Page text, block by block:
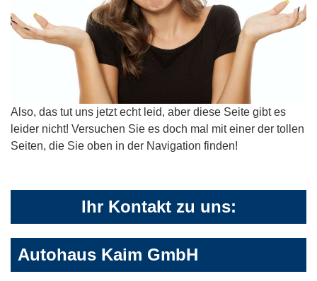
Also, das tut uns jetzt echt leid, aber diese Seite gibt es
leider nicht! Versuchen Sie es doch mal mit einer der tollen
Seiten, die Sie oben in der Navigation finden!
Ihr Kontakt zu uns:
Autohaus Kaim GmbH